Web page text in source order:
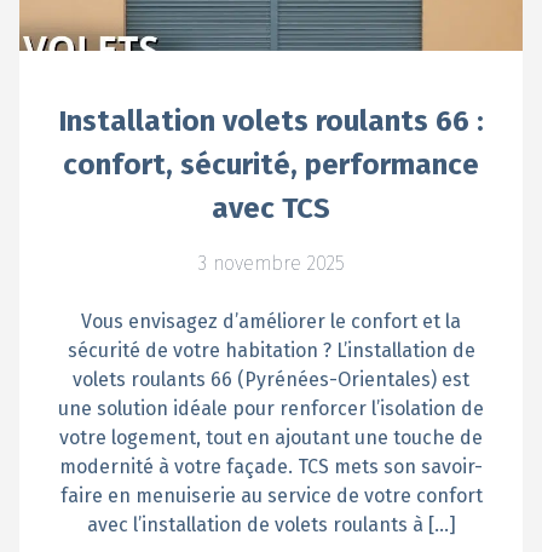
Installation volets roulants 66 :
confort, sécurité, performance
avec TCS
3 novembre 2025
Vous envisagez d’améliorer le confort et la
sécurité de votre habitation ? L’installation de
volets roulants 66 (Pyrénées-Orientales) est
une solution idéale pour renforcer l’isolation de
votre logement, tout en ajoutant une touche de
modernité à votre façade. TCS mets son savoir-
faire en menuiserie au service de votre confort
avec l’installation de volets roulants à […]